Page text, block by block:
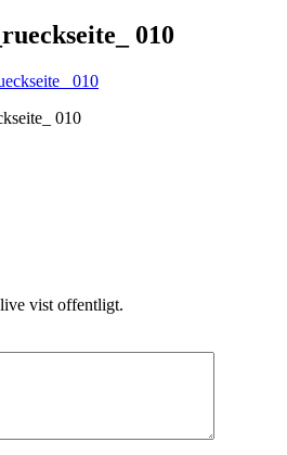
010
010
vist offentligt.